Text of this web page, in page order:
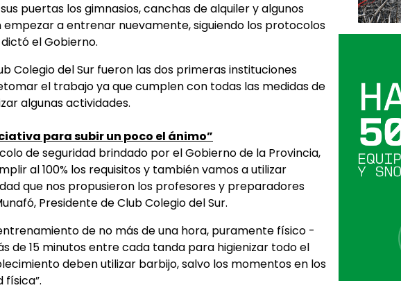
puertas los gimnasios, canchas de alquiler y algunos
a entrenar nuevamente, siguiendo los protocolos
el Gobierno.
Colegio del Sur fueron las dos primeras instituciones
el trabajo ya que cumplen con todas las medidas de
algunas actividades.
para subir un poco el ánimo”
de seguridad brindado por el Gobierno de la Provincia,
al 100% los requisitos y también vamos a utilizar
que nos propusieron los profesores y preparadores
Presidente de Club Colegio del Sur.
de no más de una hora, puramente físico -
de 15 minutos entre cada tanda para higienizar todo el
deben utilizar barbijo, salvo los momentos en los